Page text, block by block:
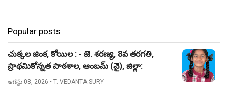
Popular posts
చుక్కల జింక, కోయిల : - జె. శరణ్య, 8వ తరగతి,
ప్రాథమికోన్నత పాఠశాల, ఆంబమ్ (వై), జిల్లా:
నిజామాబాద్.
ఆగస్టు 08, 2026 • T. VEDANTA SURY